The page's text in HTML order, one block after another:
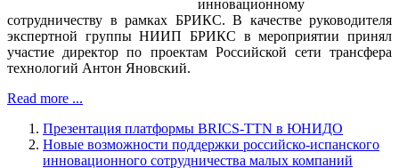
инновационному
сотрудничеству в рамках БРИКС. В качестве руководителя
экспертной группы НИИП БРИКС в мероприятии принял
участие директор по проектам Российской сети трансфера
технологий Антон Яновский.
Read more ...
Презентация платформы BRICS-TTN в ЮНИДО
Новые возможности поддержки российско-испанского
инновационного сотрудничества малых компаний